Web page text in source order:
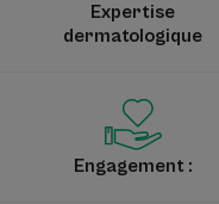
Expertise
dermatologique
Engagement :